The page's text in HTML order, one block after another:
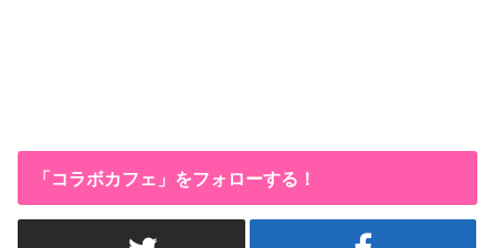
「コラボカフェ」をフォローする！